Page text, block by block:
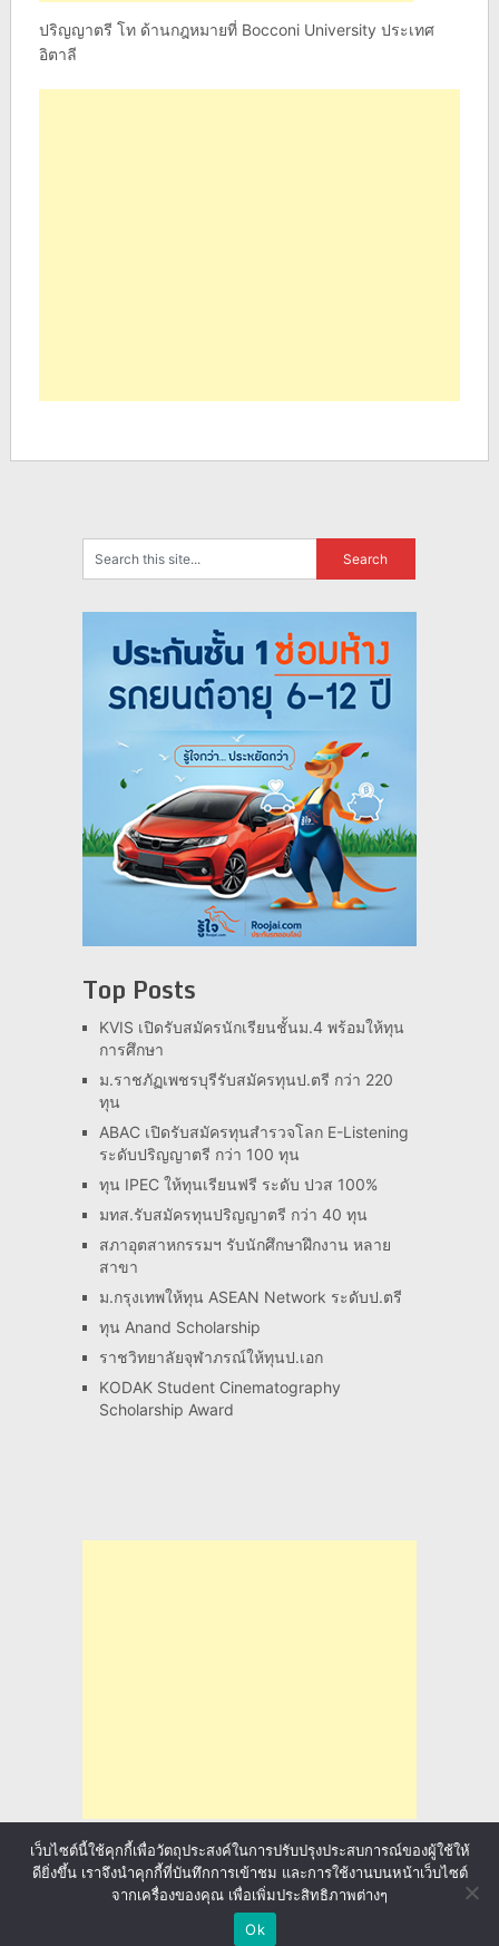
ปริญญาตรี โท ด้านกฎหมายที่ Bocconi University ประเทศ
อิตาลี
Top Posts
KVIS เปิดรับสมัครนักเรียนชั้นม.4 พร้อมให้ทุน
การศึกษา
ม.ราชภัฏเพชรบุรีรับสมัครทุนป.ตรี กว่า 220
ทุน
ABAC เปิดรับสมัครทุนสำรวจโลก E-Listening
ระดับปริญญาตรี กว่า 100 ทุน
ทุน IPEC ให้ทุนเรียนฟรี ระดับ ปวส 100%
มทส.รับสมัครทุนปริญญาตรี กว่า 40 ทุน
สภาอุตสาหกรรมฯ รับนักศึกษาฝึกงาน หลาย
สาขา
ม.กรุงเทพให้ทุน ASEAN Network ระดับป.ตรี
ทุน Anand Scholarship
ราชวิทยาลัยจุฬาภรณ์ให้ทุนป.เอก
KODAK Student Cinematography
Scholarship Award
ล่าทุนการศึกษา มาลุ้นให้ทั่วโลก
ประกันภัยรถยนต์
เว็บไซต์นี้ใช้คุกกี้เพื่อวัตถุประสงค์ในการปรับปรุงประสบการณ์ของผู้ใช้ให้
ดียิ่งขึ้น เราจึงนำคุกกี้ที่บันทึกการเข้าชม และการใช้งานบนหน้าเว็บไซต์
จากเครื่องของคุณ เพื่อเพิ่มประสิทธิภาพต่างๆ
Ok